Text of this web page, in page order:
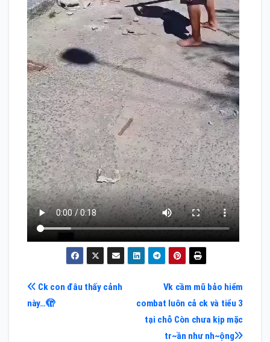
Điều
hướng
Vk cầm mũ bảo hiểm
combat luôn cả ck và tiểu 3
tại chỗ Còn chưa kịp mặc
tr~ần như nh~ộng
Ck con đâu thấy cảnh
này…🫣